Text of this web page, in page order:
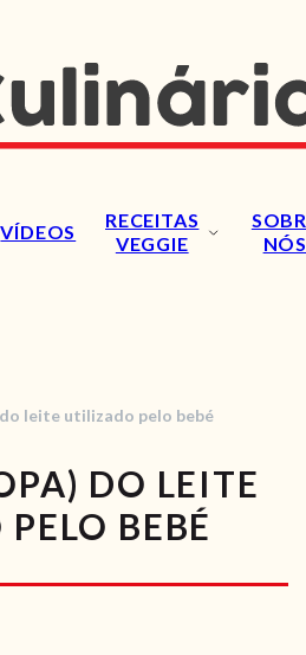
VÍDEOS
RECEITAS
VEGGIE
NÓS
RECEITAS
VÍDEOS
VEGGIE
leite utilizado pelo bebé
DO LEITE
BEBÉ